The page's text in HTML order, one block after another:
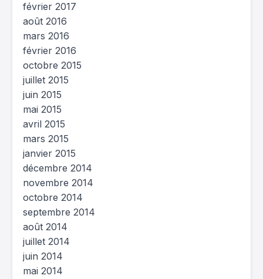
février 2017
août 2016
mars 2016
février 2016
octobre 2015
juillet 2015
juin 2015
mai 2015
avril 2015
mars 2015
janvier 2015
décembre 2014
novembre 2014
octobre 2014
septembre 2014
août 2014
juillet 2014
juin 2014
mai 2014